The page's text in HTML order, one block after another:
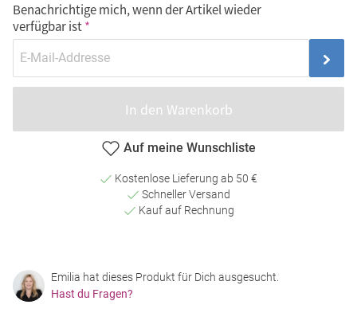
Benachrichtige mich, wenn der Artikel wieder
verfügbar ist
In den Warenkorb
Auf meine Wunschliste
Kostenlose Lieferung ab 50 €
Schneller Versand
Kauf auf Rechnung
Emilia hat dieses Produkt für Dich ausgesucht.
Hast du Fragen?